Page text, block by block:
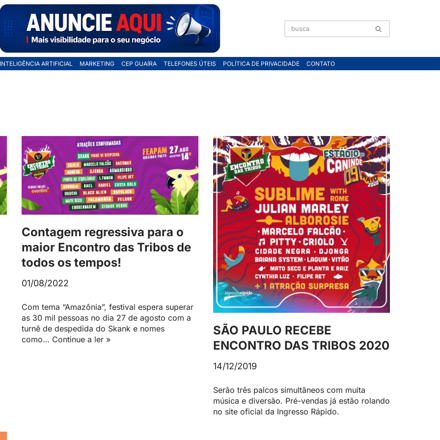
INTELIGÊNCIA ARTIFICIAL MARKETING CEP GUAÍRA TELEFONES ÚTEIS POLÍTICA DE PRIVACIDADE CONTATO
Contagem regressiva para o
maior Encontro das Tribos de
todos os tempos!
01/08/2022
Com tema “Amazônia”, festival espera superar
as 30 mil pessoas no dia 27 de agosto com a
turnê de despedida do Skank e nomes
como… Continue a ler »
SÃO PAULO RECEBE
ENCONTRO DAS TRIBOS 2020
14/12/2019
Serão três palcos simultâneos com muita
música e diversão. Pré-vendas já estão rolando
no site oficial da Ingresso Rápido.